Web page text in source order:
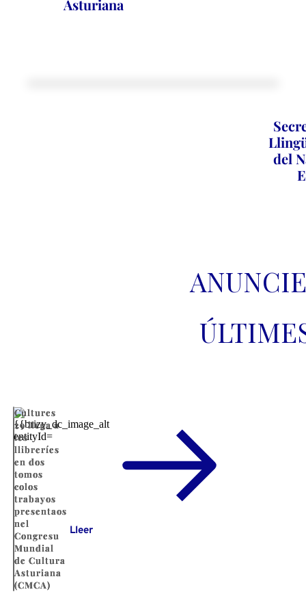
Asturiana
del
Cultures
29 llega a
les
llibreríes
en dos
tomos
colos
trabayos
presentaos
nel
Congresu
Mundial
de Cultura
Asturiana
(CMCA)
Lleer